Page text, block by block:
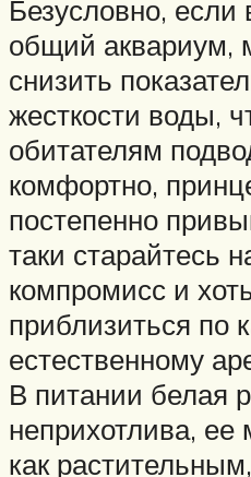
Безусловно,
общий аквариум,
снизить
жесткости воды,
обитателям
комфортно,
постепенно
таки старайтесь
компромисс и
приблизиться по
естественному
В питании белая
неприхотлива,
как